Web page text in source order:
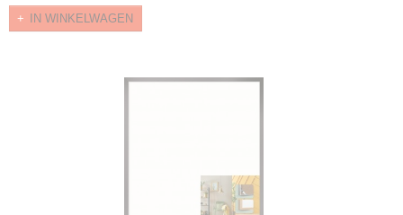
IN WINKELWAGEN